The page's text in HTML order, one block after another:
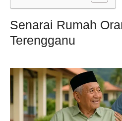
Senarai Rumah
Terengganu